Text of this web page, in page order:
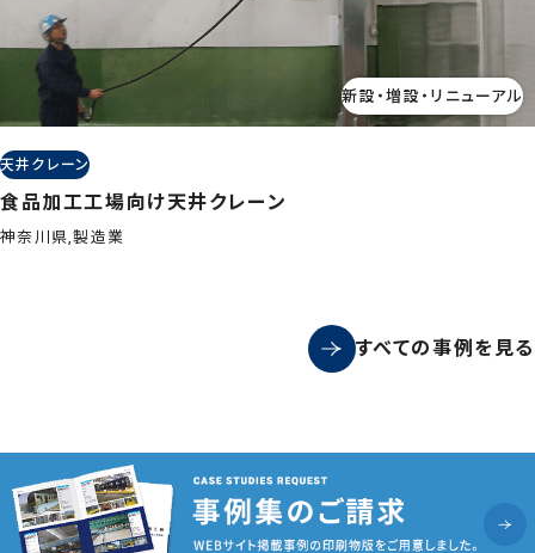
新設・増設・リニューアル
天井クレーン
食品加工工場向け天井クレーン
神奈川県,製造業
すべての事例を見る